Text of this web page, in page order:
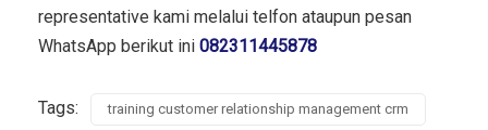
representative kami melalui telfon ataupun pesan
WhatsApp berikut ini 082311445878
Tags: training customer relationship management crm